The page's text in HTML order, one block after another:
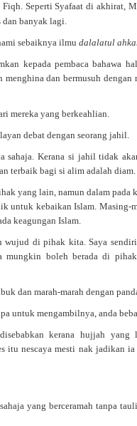
Seperti Syafaat di akhirat,
dan banyak lagi.
sebaiknya ilmu dalalatul
kepada pembaca bahawa
dan bermusuh dengan
mereka yang berkeahlian.
debat dengan seorang jahil.
Kerana si jahil tidak
terbaik bagi si alim adalah diam.
yang lain, namun dalam
untuk kebaikan Islam. Masing-
keagungan Islam.
wujud di pihak kita. Saya
mungkin boleh berada di
dan marah-marah dengan
untuk mengambilnya, anda
kerana hujjah
itu nescaya mesti nak jadikan
yang berceramah tanpa